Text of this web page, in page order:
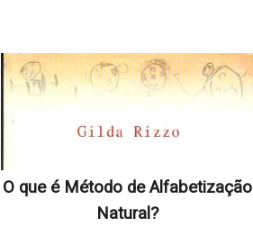
O que é Método de Alfabetização
Natural?